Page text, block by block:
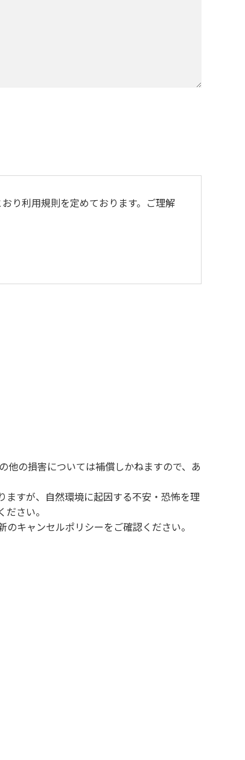
り利用規則を定めております。ご理解
うな行為はお止めください。
いかねます。
場合があります。
の損害については補償しかねますので、あ
すが、自然環境に起因する不安・恐怖を理
さい。
キャンセルポリシーをご確認ください。